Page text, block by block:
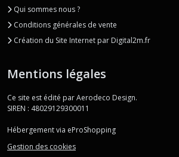
Qui sommes nous ?
Conditions générales de vente
Création du Site Internet par Digital2m.fr
Mentions légales
Ce site est édité par Aerodeco Design.
SIREN : 48029129300011
Hébergement via eProShopping
Gestion des cookies